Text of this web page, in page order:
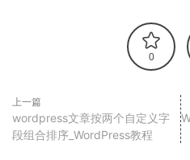
0
上一篇
wordpress文章按两个自定义字
段组合排序_WordPress教程